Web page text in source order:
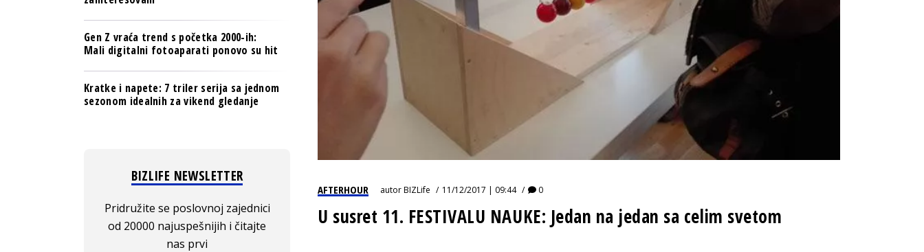
AFTERHOUR autorBIZLife 11/12/2017 | 09:44 0
U susret 11. FESTIVALU NAUKE: Jedan na jedan sa celim svetom
Gen Z vraća trend s početka 2000-ih:
Mali digitalni fotoaparati ponovo su hit
Kratke i napete: 7 triler serija sa jednom
sezonom idealnih za vikend gledanje
BIZLIFE NEWSLETTER
Pridružite se poslovnoj zajednici
od 20000 najuspešnijih i čitajte
nas prvi